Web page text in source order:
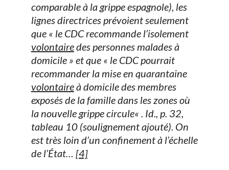
comparable à la grippe espagnole), les
lignes directrices prévoient seulement
que « le CDC recommande l’isolement
volontairedes personnes malades à
domicile» et que « le CDC pourrait
recommander la mise en quarantaine
volontaireà domicile des membres
exposés de la famille dans les zones où
la nouvelle grippe circule« . Id., p. 32,
tableau 10 (soulignement ajouté). On
est très loin d’un confinement à l’échelle
de l’État… [4]